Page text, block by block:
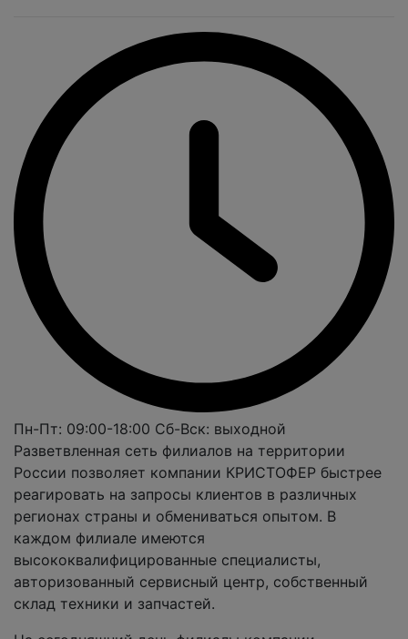
Пн-Пт: 09:00-18:00 Сб-Вcк: выходной
Разветвленная сеть филиалов на территории
России позволяет компании КРИСТОФЕР быстрее
реагировать на запросы клиентов в различных
регионах страны и обмениваться опытом. В
каждом филиале имеются
высококвалифицированные специалисты,
авторизованный сервисный центр, собственный
склад техники и запчастей.